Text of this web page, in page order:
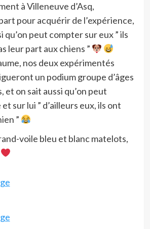
à Villeneuve d’Asq,
pour acquérir de l’expérience,
qu’on peut compter sur eux ” ils
leur part aux chiens ”
nos deux expérimentés
un podium groupe d’âges
et on sait aussi qu’on peut
sur lui ” d’ailleurs eux, ils ont
”
voile bleu et blanc matelots,